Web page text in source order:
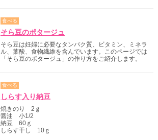
食べる
そら豆のポタージュ
そら豆は妊婦に必要なタンパク質、ビタミン、ミネラ
ル、葉酸、食物繊維を含んでいます。このページでは
「そら豆のポタージュ」の作り方をご紹介します。
食べる
しらす入り納豆
焼きのり 2ｇ
醤油 小1/2
納豆 60ｇ
しらす干し 10ｇ